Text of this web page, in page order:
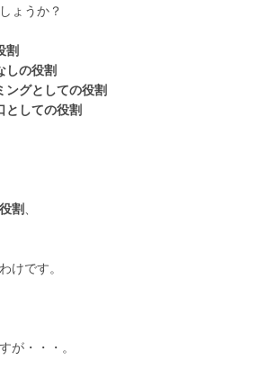
ょうか？
割
しの役割
ングとしての役割
としての役割
割
けです。
が・・・。